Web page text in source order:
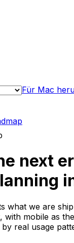
Für Mac
next
what we are
with mobile as
real usage